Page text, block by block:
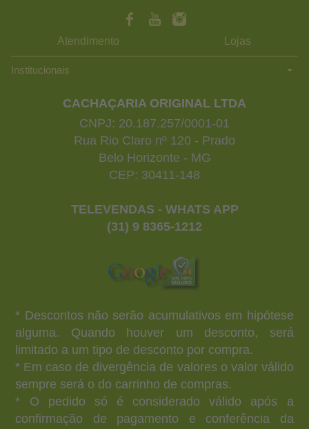
Atendimento Lojas
Institucionais
CACHAÇARIA ORIGINAL LTDA
CNPJ: 20.187.257/0001-01
Rua Rio Claro nº 120 - Prado
Belo Horizonte - MG
CEP: 30411-148
TELEVENDAS - WHATS APP
(31) 9 8365-1212
* Descontos não serão acumulativos em hipótese
alguma. Quando houver um desconto, será
limitado a um tipo de desconto por compra.
* Em caso de divergência de valores o valor válido
sempre será o do carrinho de compras.
* O pedido só é considerado válido após a
confirmação de pagamento e conferência da